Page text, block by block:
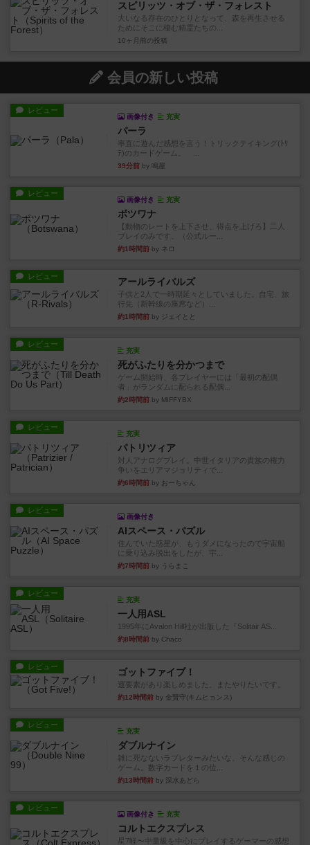
スピリッツ・オブ・ザ・フォレスト
大いなる存在のひとりとなって、森を再生させる
ためにそこに棲む精霊たちの...
10ヶ月前 の投稿
会員の新しい投稿
レビュー
画像付き 充実
パーラ
率直に遊んだ感想を言う！トリックテイキング(ﾄﾘ
ﾃ)のカードゲーム。 ...
39分前 by 鳴屋
レビュー
画像付き 充実
ボツワナ
【動物のレートを上下させ、得点を上げろ】二人
プレイのみです。（公式ルー...
約1時間前 by ネロ
レビュー アールライバルズ
子供と2人で一時期延々としていました。自宅、旅
行先（新幹線の座席など）...
約1時間前 by ジェイとと
レビュー
充実
死がふたりを分かつまで
ゲーム開始時、各プレイヤーには「最初の配偶
者」がランダムに配られる配偶...
約2時間前 by MIFFYBX
レビュー
充実
パトリツィア
対人アナログプレイ。中世イタリアの貴族の権力
争いをエリアマジョリティで...
約6時間前 by おーちゃん
レビュー
画像付き
AIスペース・パズル
住んでいた惑星が、もうダメになったので宇宙船
に乗り込み脱出をしたが、宇...
約7時間前 by うらまこ
レビュー
充実
一人用ASL
1995年にAvalon Hill社が出版した『Solitair AS...
約8時間前 by Chaco
レビュー ゴットファイブ！
運要素があり楽しめました。またやりたいです。
約12時間前 by 金賢守(キムヒョンス)
レビュー
充実
ダブルナイン
雑に死なないラブレターみたいな、そんな感じの
ゲーム。数字カードを１の位...
約13時間前 by 深水あどら
レビュー
画像付き 充実
コルトエクスプレス
星7軽〜中量級を中心にプレイするゲーマーの感想